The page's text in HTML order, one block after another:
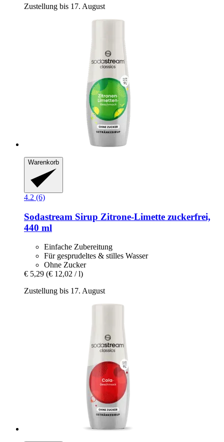
Zustellung bis 17. August
Warenkorb
4.2 (6)
Sodastream Sirup Zitrone-​Limette zuckerfrei,
440 ml
Einfache Zubereitung
Für gesprudeltes & stilles Wasser
Ohne Zucker
€ 5,29 (€ 12,02 / l)
Zustellung bis 17. August